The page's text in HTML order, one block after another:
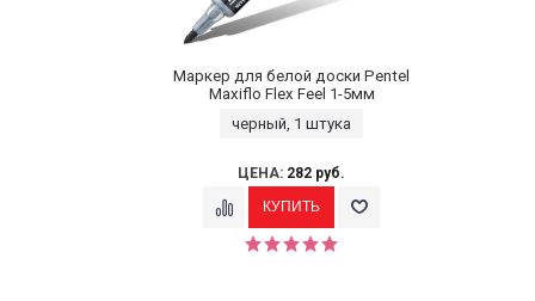
Маркер для белой доски Pentel
Maxiflo Flex Feel 1-5мм
черный, 1 штука
ЦЕНА: 282 руб.